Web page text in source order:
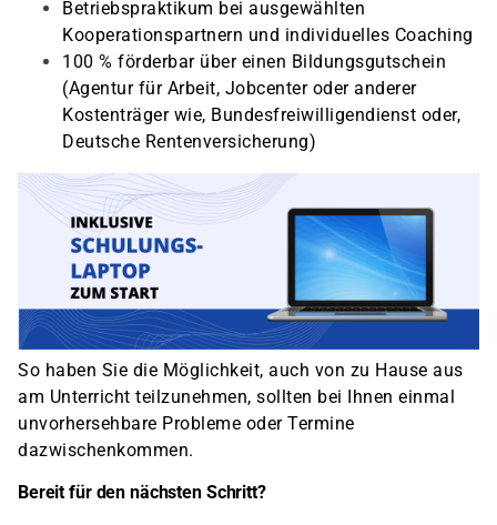
Betriebspraktikum bei ausgewählten
Kooperationspartnern und individuelles Coaching
100 % förderbar über einen Bildungsgutschein
(Agentur für Arbeit, Jobcenter oder anderer
Kostenträger wie, Bundesfreiwilligendienst oder,
Deutsche Rentenversicherung)
So haben Sie die Möglichkeit, auch von zu Hause aus
am Unterricht teilzunehmen, sollten bei Ihnen einmal
unvorhersehbare Probleme oder Termine
dazwischenkommen.
Bereit für den nächsten Schritt?